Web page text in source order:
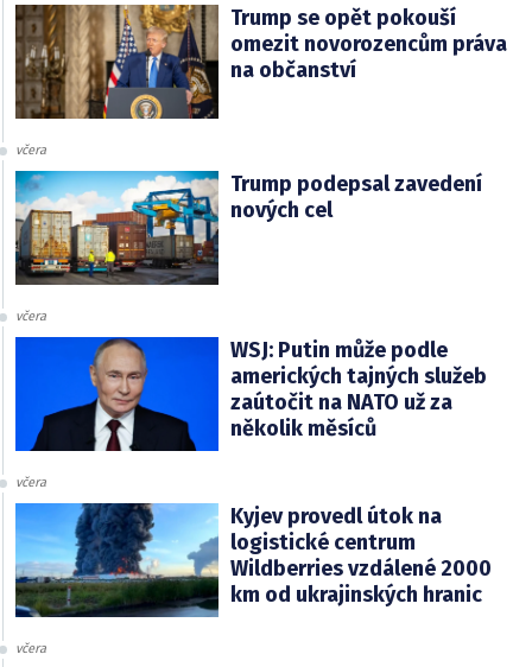
Trump se opět pokouší
omezit novorozencům práva
na občanství
včera
Trump podepsal zavedení
nových cel
včera
WSJ: Putin může podle
amerických tajných služeb
zaútočit na NATO už za
několik měsíců
včera
Kyjev provedl útok na
logistické centrum
Wildberries vzdálené 2000
km od ukrajinských hranic
včera